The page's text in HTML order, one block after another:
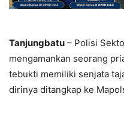
Tanjungbatu – Polisi
mengamankan seorang
tebukti memiliki senjata
dirinya ditangkap ke